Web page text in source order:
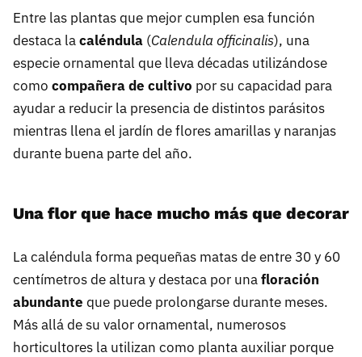
Entre las plantas que mejor cumplen esa función
destaca lacaléndula (Calendula officinalis), una
especie ornamental que lleva décadas utilizándose
como compañera de cultivo por su capacidad para
ayudar a reducir la presencia de distintos parásitos
mientras llena el jardín de flores amarillas y naranjas
durante buena parte del año.
Una flor que hace mucho más que decorar
La caléndula forma pequeñas matas de entre 30 y 60
centímetros de altura y destaca por unafloración
abundante que puede prolongarse durante meses.
Más allá de su valor ornamental, numerosos
horticultores la utilizan como planta auxiliar porque